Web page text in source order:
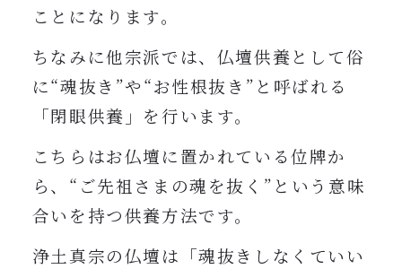
ことになります。
ちなみに他宗派では、仏壇供養として俗
に“魂抜き”や“お性根抜き”と呼ばれる
「閉眼供養」を行います。
こちらはお仏壇に置かれている位牌か
ら、“ご先祖さまの魂を抜く”という意味
合いを持つ供養方法です。
浄土真宗の仏壇は「魂抜きしなくていい